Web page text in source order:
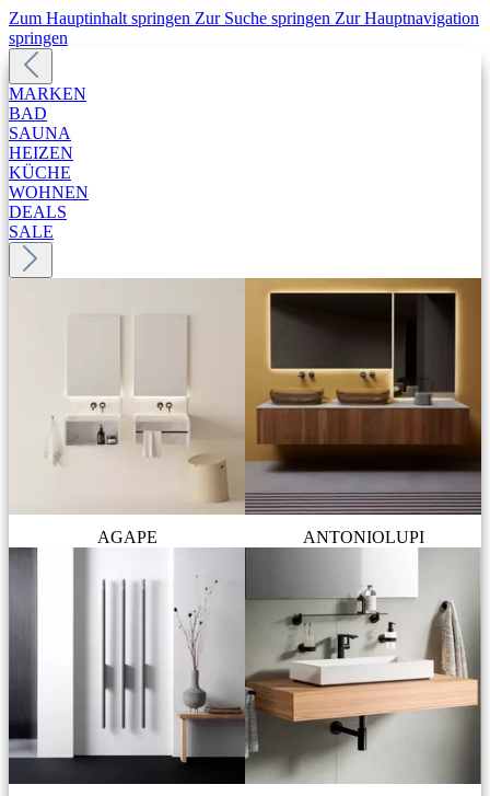
Zum Hauptinhalt springen Zur Suche springen Zur Hauptnavigation
springen
MARKEN
BAD
SAUNA
HEIZEN
KÜCHE
WOHNEN
DEALS
SALE
AGAPE ANTONIOLUPI